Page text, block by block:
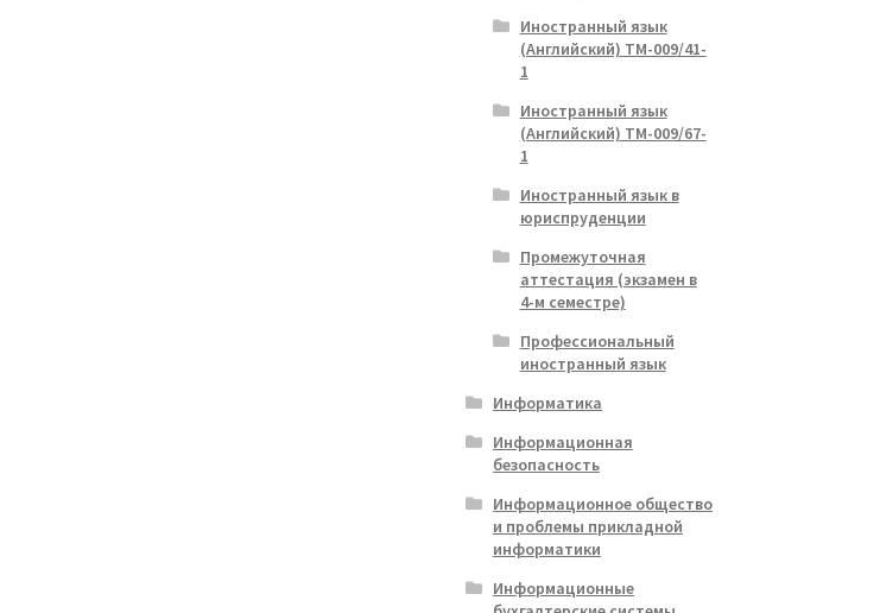
Иностранный язык
(Английский) ТМ-009/41-
1
Иностранный язык
(Английский) ТМ-009/67-
1
Иностранный язык в
юриспруденции
Промежуточная
аттестация (экзамен в
4-м семестре)
Профессиональный
иностранный язык
Информатика
Информационная
безопасность
Информационное общество
и проблемы прикладной
информатики
Информационные